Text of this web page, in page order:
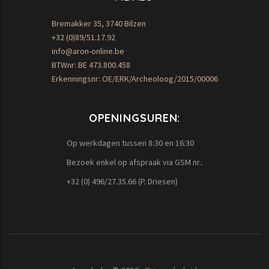
Bremakker 35, 3740 Bilzen
+32 (0)89/51.17.92
info@aron-online.be
BTWnr: BE 473.800.458
Erkenningsnr: OE/ERK/Archeoloog/2015/00006
OPENINGSUREN:
Op werkdagen tussen 8:30 en 16:30
Bezoek enkel op afspraak via GSM nr.:
+32 (0) 496/27.35.66 (P. Driesen)